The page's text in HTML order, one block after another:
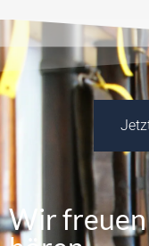
Wir freuen